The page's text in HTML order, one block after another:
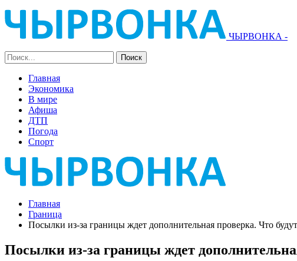
ЧЫРВОНКА -
Главная
Экономика
В мире
Афиша
ДТП
Погода
Спорт
Главная
Граница
Посылки из-за границы ждет дополнительная проверка. Что
Посылки из-за границы ждет